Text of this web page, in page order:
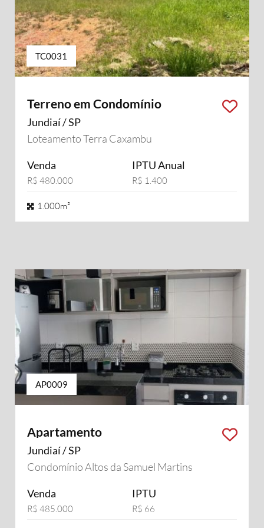
TC0031
Terreno em Condomínio
Jundiaí / SP
Loteamento Terra Caxambu
Venda
R$ 480.000
IPTU Anual
R$ 1.400
1.000m²
AP0009
Apartamento
Jundiaí / SP
Condomínio Altos da Samuel Martins
Venda
R$ 485.000
IPTU
R$ 66